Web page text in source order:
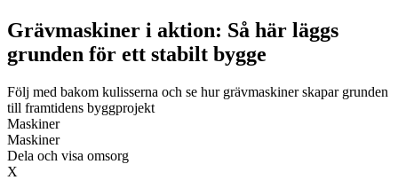
Grävmaskiner i aktion: Så här läggs
grunden för ett stabilt bygge
Följ med bakom kulisserna och se hur grävmaskiner skapar grunden
till framtidens byggprojekt
Maskiner
Maskiner
Dela och visa omsorg
X